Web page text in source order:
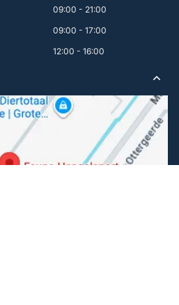
09:00 - 21:00
09:00 - 17:00
12:00 - 16:00